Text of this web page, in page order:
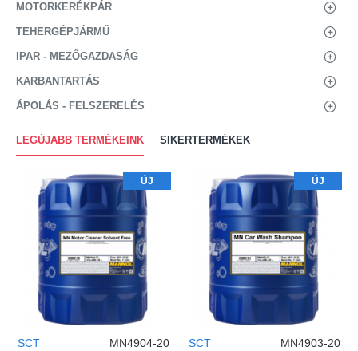
MOTORKERÉKPÁR
TEHERGÉPJÁRMŰ
IPAR - MEZŐGAZDASÁG
KARBANTARTÁS
ÁPOLÁS - FELSZERELÉS
LEGÚJABB TERMÉKEINK SIKERTERMÉKEK
ÚJ
SCT MN4904-20
ÚJ
SCT MN4903-20